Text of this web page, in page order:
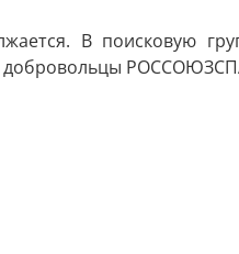
В поисковую
добровольцы